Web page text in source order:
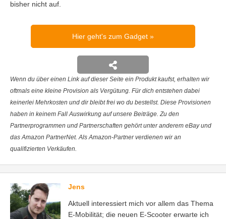
bisher nicht auf.
Hier geht's zum Gadget
Wenn du über einen Link auf dieser Seite ein Produkt kaufst, erhalten wir
oftmals eine kleine Provision als Vergütung. Für dich entstehen dabei
keinerlei Mehrkosten und dir bleibt frei wo du bestellst. Diese Provisionen
haben in keinem Fall Auswirkung auf unsere Beiträge. Zu den
Partnerprogrammen und Partnerschaften gehört unter anderem eBay und
das Amazon PartnerNet. Als Amazon-Partner verdienen wir an
qualifizierten Verkäufen.
Jens
Aktuell interessiert mich vor allem das Thema
E-Mobilität; die neuen E-Scooter erwarte ich